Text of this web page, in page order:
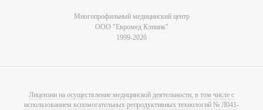
Многопрофильный медицинский центр
ООО "Евромед Клиник"
1999-2026
Лицензии на осуществление медицинской деятельности, в том числе с
использованием вспомогательных репродуктивных технологий № Л041-